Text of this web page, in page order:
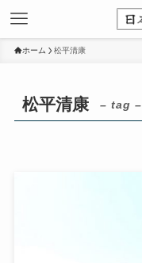
ホーム 松平清康
松平清康 – tag –